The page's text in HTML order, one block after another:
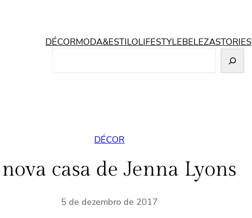
DÉCORMODA&ESTILOLIFESTYLEBELEZASTORIES
DÉCOR
casa de Jenna Lyons
5 de dezembro de 2017